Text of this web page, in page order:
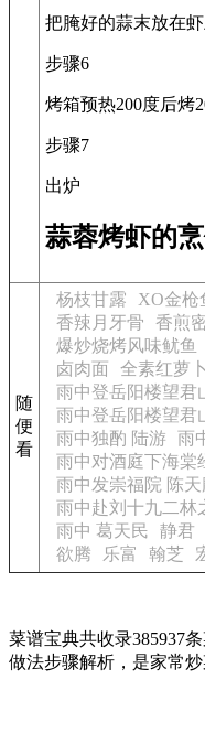
把腌好的蒜末放在
步骤6
烤箱预热200度后烤
步骤7
出炉
蒜蓉烤虾的
随
便
看
杨枝甘露 XO金枪
香辣月牙骨
香煎
爆炒烧烤风味鱿鱼
卤肉面
全素红萝
雨中登岳阳楼望君
雨中登岳阳楼望君
雨中独酌 陆游
雨
雨中对酒庭下海棠
雨中发崇福院 陈天
雨中赴刘十九二林
雨中 葛天民
静君
欲腾
乐富 翰芝
菜谱宝典共收录385937
做法步骤解析，是家常炒